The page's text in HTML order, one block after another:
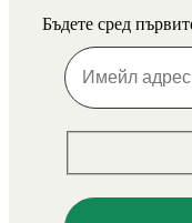
Бъдете сред